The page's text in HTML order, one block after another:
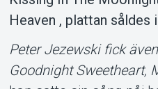
Heaven , plattan såldes
Peter Jezewski fick
Goodnight Sweetheart,